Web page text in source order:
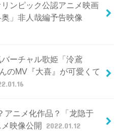
ンピック公認アニメ映画
奥」非人哉編予告映像
ーチャル歌姫「泠鳶
のMV『大喜』が可愛くて
アニメ化作品？「龙隐于
映像公開
2022.01.12